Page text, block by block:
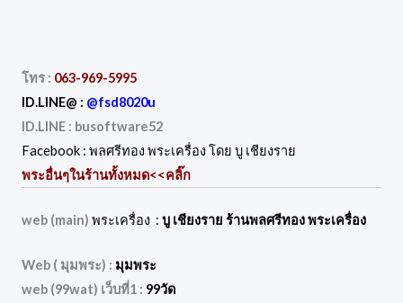
โทร : 063-969-5995
ID.LINE@ : @fsd8020u
ID.LINE : busoftware52
Facebook : พลศรีทอง พระเครื่อง โดย บู เชียงราย
พระอื่นๆในร้านทั้งหมด<<คลิ๊ก
web (main) พระเครื่อง : บู เชียงราย ร้านพลศรีทอง พระเครื่อง
Web ( มุมพระ) : มุมพระ
web (99wat) เว็บที่1 : 99วัด